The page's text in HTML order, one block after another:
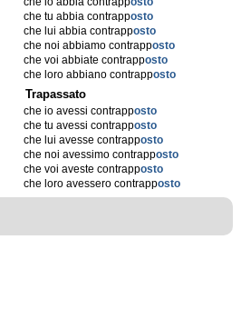
che tu abbia contrapposto
che lui abbia contrapposto
che noi abbiamo contrapposto
che voi abbiate contrapposto
che loro abbiano contrapposto
Trapassato
che io avessi contrapposto
che tu avessi contrapposto
che lui avesse contrapposto
che noi avessimo contrapposto
che voi aveste contrapposto
che loro avessero contrapposto